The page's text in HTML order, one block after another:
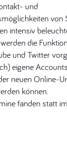
und
von
intensiv
die
und Twitter
eigene
neuen Online-
können.
fanden statt